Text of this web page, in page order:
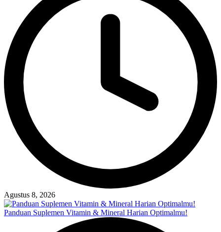
Agustus 8, 2026
Panduan Suplemen Vitamin & Mineral Harian Optimalmu!